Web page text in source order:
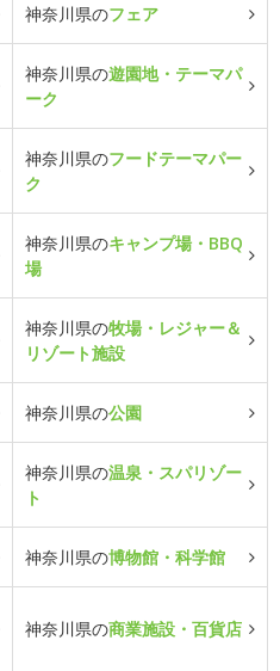
神奈川県のフェア
神奈川県の遊園地・テーマパ
ーク
神奈川県のフードテーマパー
ク
神奈川県のキャンプ場・BBQ
場
神奈川県の牧場・レジャー＆
リゾート施設
神奈川県の公園
神奈川県の温泉・スパリゾー
ト
神奈川県の博物館・科学館
神奈川県の商業施設・百貨店